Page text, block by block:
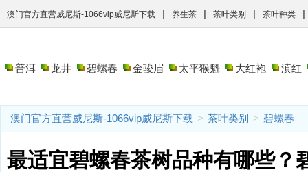
澳门官方直营威尼斯-1066vip威尼斯下载 | 养生茶 | 茶叶类别 | 茶叶种类 |
普洱 龙井 碧螺春 金骏眉 太平猴魁 大红袍 滇红
澳门官方直营威尼斯-1066vip威尼斯下载 > 茶叶类别 > 碧螺春
最适宜碧螺春茶树品种有哪些？